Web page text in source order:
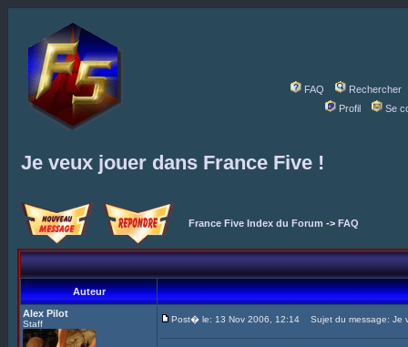
FAQ
Rechercher
Profil
Se
Je veux jouer dans France Five !
France Five Index du Forum -> FAQ
Auteur
Alex Pilot
Staff Post� le: 13 Nov 2006, 12:14 Sujet du message: Je